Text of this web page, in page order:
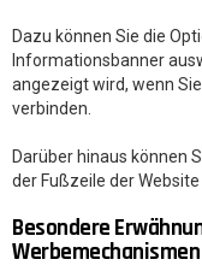
Dazu können Sie die
Informationsbanner
angezeigt wird, wenn
verbinden.
Darüber hinaus können
der Fußzeile der
Besondere
Werbemechanismen